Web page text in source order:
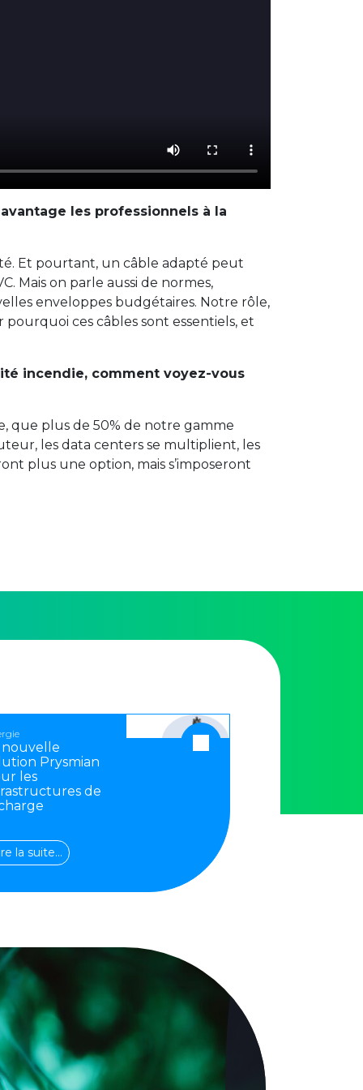
les professionnels à la
Et pourtant, un câble adapté peut
Mais on parle aussi de normes,
enveloppes budgétaires. Notre rôle,
ces câbles sont essentiels, et
incendie, comment voyez-vous
que plus de 50% de notre gamme
les data centers se multiplient, les
plus une option, mais s’imposeront
nouvelle
Prysmian
les
de
la suite…